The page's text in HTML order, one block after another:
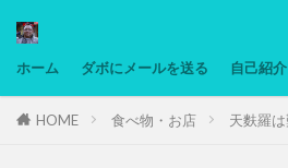
ホーム ダボにメールを送る 自己紹介
HOME 食べ物・お店 天麩羅
タグ